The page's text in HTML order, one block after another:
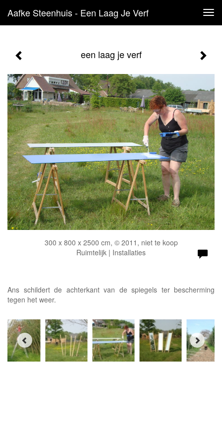
Aafke Steenhuis - Een Laag Je Verf
een laag je verf
300 x 800 x 2500 cm, © 2011, niet te koop
Ruimtelijk | Installaties
Ans schildert de achterkant van de spiegels ter bescherming
tegen het weer.